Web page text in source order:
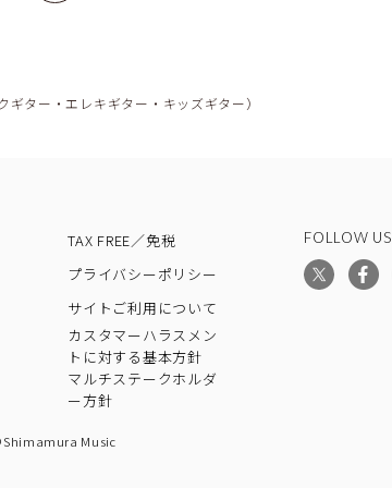
ギター・エレキギター・キッズギター）
TAX FREE／免税
プライバシーポリシー
サイトご利用について
カスタマーハラスメン
トに対する基本方針
マルチステークホルダ
ー方針
FOLLOW US
Music